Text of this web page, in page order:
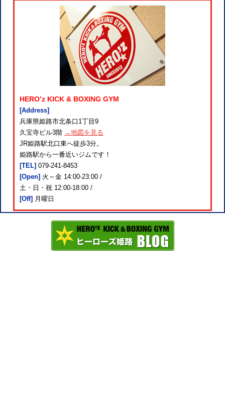
HERO’z KICK & BOXING GYM
[Address]
兵庫県姫路市北条口1丁目9
久宝寺ビル3階 →地図を見る
JR姫路駅北口東へ徒歩3分。
姫路駅から一番近いジムです！
[TEL] 079-241-8453
[Open] 火～金 14:00-23:00 /
土・日・祝 12:00-18:00 /
[Off] 月曜日